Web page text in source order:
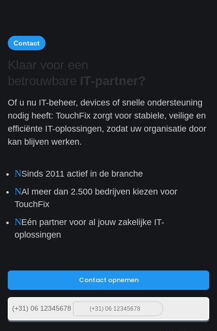
Contact
Klaar voor een
betrouwbare IT-partner?
Of u nu IT-beheer, devices of snelle ondersteuning
nodig heeft: TouchFix zorgt voor stabiele, veilige en
efficiënte IT-oplossingen, zodat uw organisatie door
kan blijven werken.
NSinds 2011 actief in de branche
NAl meer dan 2.500 bedrijven kiezen voor
TouchFix
NEén partner voor al jouw zakelijke IT-
oplossingen
Contact opnemen
(+31) 06 12345678